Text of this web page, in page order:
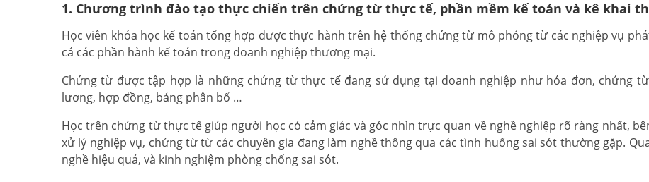
1. Chương trình đào tạo thực chiến trên chứng từ thực tế, phần mềm kế toán và kê khai
Học viên khóa học kế toán tổng hợp được thực hành trên hệ thống chứng từ mô phỏng từ các nghiệp vụ
cả các phần hành kế toán trong doanh nghiệp thương mại.
Chứng từ được tập hợp là những chứng từ thực tế đang sử dụng tại doanh nghiệp như hóa đơn, chứng
lương, hợp đồng, bảng phân bổ …
Học trên chứng từ thực tế giúp người học có cảm giác và góc nhìn trực quan về nghề nghiệp rõ ràng nhất,
xử lý nghiệp vụ, chứng từ từ các chuyên gia đang làm nghề thông qua các tình huống sai sót thường gặp.
nghề hiệu quả, và kinh nghiệm phòng chống sai sót.